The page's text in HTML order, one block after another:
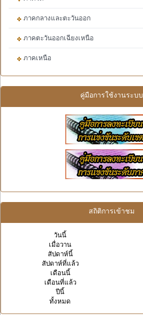
ภาคกลางและตะวันออก
ภาคตะวันออกเฉียงเหนือ
ภาคเหนือ
คู่มือการใช้งานระบบ
สถิติการเข้าชม
วันนี้
เมื่อวาน
สัปดาห์นี้
สัปดาห์ที่แล้ว
เดือนนี้
เดือนที่แล้ว
ปีนี้
ทั้งหมด